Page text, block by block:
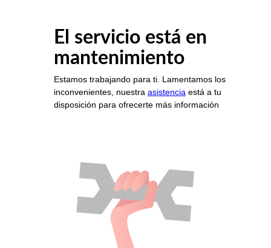
El servicio está en
mantenimiento
Estamos trabajando para ti. Lamentamos los
inconvenientes, nuestra asistencia está a tu
disposición para ofrecerte más información